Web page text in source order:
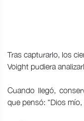
Tras capturarlo, los
Voight pudiera
Cuando llegó,
que pensó: "Dios